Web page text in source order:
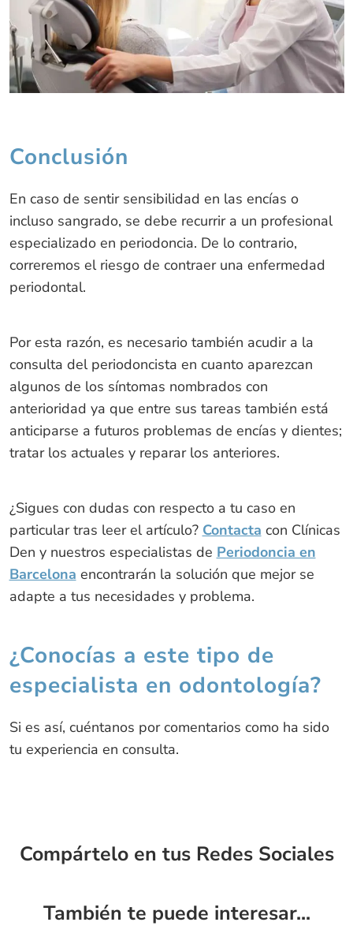
Conclusión
En caso de sentir sensibilidad en las encías o
incluso sangrado, se debe recurrir a un profesional
especializado en periodoncia. De lo contrario,
correremos el riesgo de contraer una enfermedad
periodontal.
Por esta razón, es necesario también acudir a la
consulta del periodoncista en cuanto aparezcan
algunos de los síntomas nombrados con
anterioridad ya que entre sus tareas también está
anticiparse a futuros problemas de encías y dientes;
tratar los actuales y reparar los anteriores.
¿Sigues con dudas con respecto a tu caso en
particular tras leer el artículo? Contacta con Clínicas
Den y nuestros especialistas de Periodoncia en
Barcelona encontrarán la solución que mejor se
adapte a tus necesidades y problema.
¿Conocías a este tipo de
especialista en odontología?
Si es así, cuéntanos por comentarios como ha sido
tu experiencia en consulta.
Compártelo en tus Redes Sociales
También te puede interesar...